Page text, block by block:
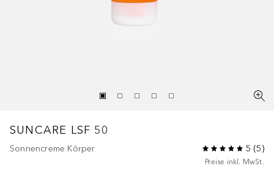
SUNCARE LSF 50
Sonnencreme Körper 5 (5)
Preise inkl. MwSt.